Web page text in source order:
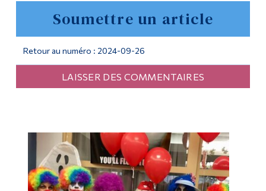
Soumettre un article
Retour au numéro : 2024-09-26
LAISSER DES COMMENTAIRES
Formation continue
Admissions
Qui vous êtes
Étudiants actuels
Corps enseignant et
personnel administratif
Diplômé·es et visiteur·euses